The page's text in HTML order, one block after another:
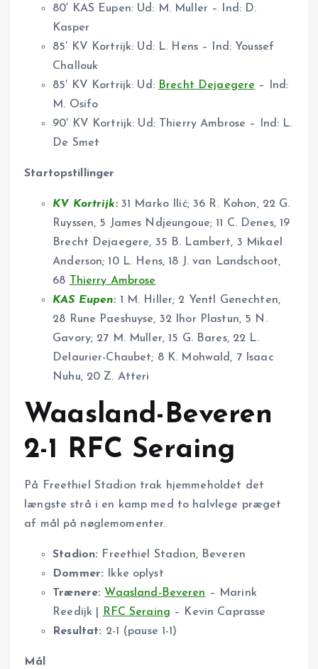
80′ KAS Eupen: Ud: M. Muller – Ind: D.
Kasper
85′ KV Kortrijk: Ud: L. Hens – Ind: Youssef
Challouk
85′ KV Kortrijk: Ud: Brecht Dejaegere – Ind:
M. Osifo
90′ KV Kortrijk: Ud: Thierry Ambrose – Ind: L.
De Smet
Startopstillinger
KV Kortrijk:31 Marko Ilić; 36 R. Kohon, 22 G.
Ruyssen, 5 James Ndjeungoue; 11 C. Denes, 19
Brecht Dejaegere, 35 B. Lambert, 3 Mikael
Anderson; 10 L. Hens, 18 J. van Landschoot,
68
Thierry Ambrose
KAS Eupen: 1 M. Hiller; 2 Yentl Genechten,
28 Rune Paeshuyse, 32 Ihor Plastun, 5 N.
Gavory; 27 M. Muller, 15 G. Bares, 22 L.
Delaurier-Chaubet; 8 K. Mohwald, 7 Isaac
Nuhu, 20 Z. Atteri
Waasland-Beveren
2-1 RFC Seraing
På Freethiel Stadion trak hjemmeholdet det
længste strå i en kamp med to halvlege præget
af mål på nøglemomenter.
Stadion: Freethiel Stadion, Beveren
Dommer: Ikke oplyst
Trænere: Waasland-Beveren – Marink
Reedijk |
RFC Seraing – Kevin Caprasse
Resultat: 2-1 (pause 1-1)
Mål